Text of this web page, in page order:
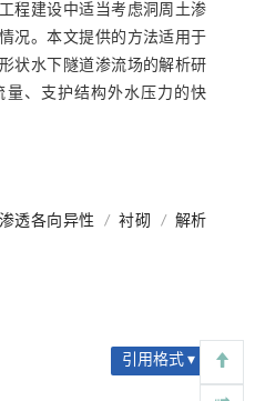
程建设中适当考虑洞周土渗
况。本文提供的方法适用于
状水下隧道渗流场的解析研
量、支护结构外水压力的快
渗透各向异性 / 衬砌 / 解析
引用格式 ▾